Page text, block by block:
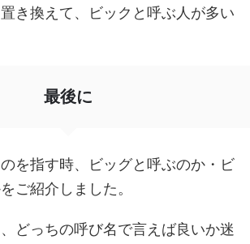
き換えて、ビックと呼ぶ人が多い
最後に
を指す時、ビッグと呼ぶのか・ビ
ご紹介しました。
どっちの呼び名で言えば良いか迷